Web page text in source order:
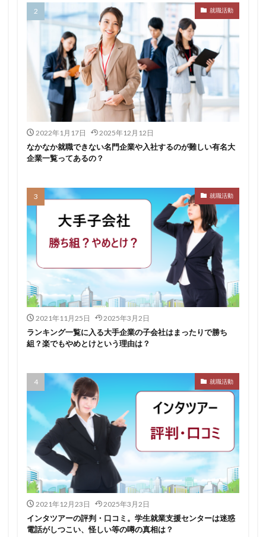
就職活動
2022年1月17日 2025年12月12日
なかなか就職できない名門企業や入社するのが難しい有名大
企業一覧ってあるの？
就職活動
2021年11月25日 2025年3月2日
ランキング一覧に入る大手企業の子会社はまったりで勝ち
組？楽でもやめとけという理由は？
就職活動
2021年12月23日 2025年3月2日
インタツアーの評判・口コミ。学生就業支援センターは迷惑
電話がしつこい、怪しい等の噂の真相は？
転職できる
転職サイト 穴場
私服
愛知県名古屋市
既卒 朝日学情ナビ
服装
有名企業
最終面接 書けない
書かない
早期選考時期
早期選考 新卒採用
東北地方
新卒応援ハローワーク
新卒 支援先
持ち駒ゼロ
手遅れ 手取り15万
成長
泣くほど嫌い
相談 甘い 理系ナビ
理系
狙い目
無理
株式会社ジールコミュニケーションズ
求人探し方
比較 正社員 業界診断
業界別
株式会社リアライブ
株式会社パフ
体育会
11月
アプリ
インターンシップ
インターン
イロダスサロン
イベント いつから
いくら
いくつ
いい就職ドットコム
アスリートエージェント
インタツアー
あさがくナビ
あきらめ
アカリク就職エージェント
UZUZ
URL unistyle
インターンシップガイド
ウズキャリ
TSUNORU
キャリch
キャンパスキャリア
キャリチャン
キャリセン就活エージェント
キャリアパーク
キャリアチケットスカウト
キャリアセレクト
キャリアスタート
キミスカ
エンジニア
カレンダー
かからない大学
オファーボックス
オファーサービス
エントリーシート（ES）
エントリーシート
エントリー
エンジニア就活 type就活